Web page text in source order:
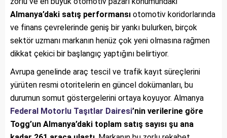
Almanya’daki satış performansı otomotiv koridorlarında
ve finans çevrelerinde geniş bir yankı bulurken, birçok
sektör uzmanı markanın henüz çok yeni olmasına rağmen
dikkat çekici bir başlangıç yaptığını belirtiyor.
Avrupa genelinde araç tescil ve trafik kayıt süreçlerini
yürüten resmi otoritelerin en güncel dokümanları, bu
durumun somut göstergelerini ortaya koyuyor. Almanya
Federal Motorlu Taşıtlar Dairesi’nin verilerine göre
Togg’un Almanya’daki toplam satış sayısı şu ana